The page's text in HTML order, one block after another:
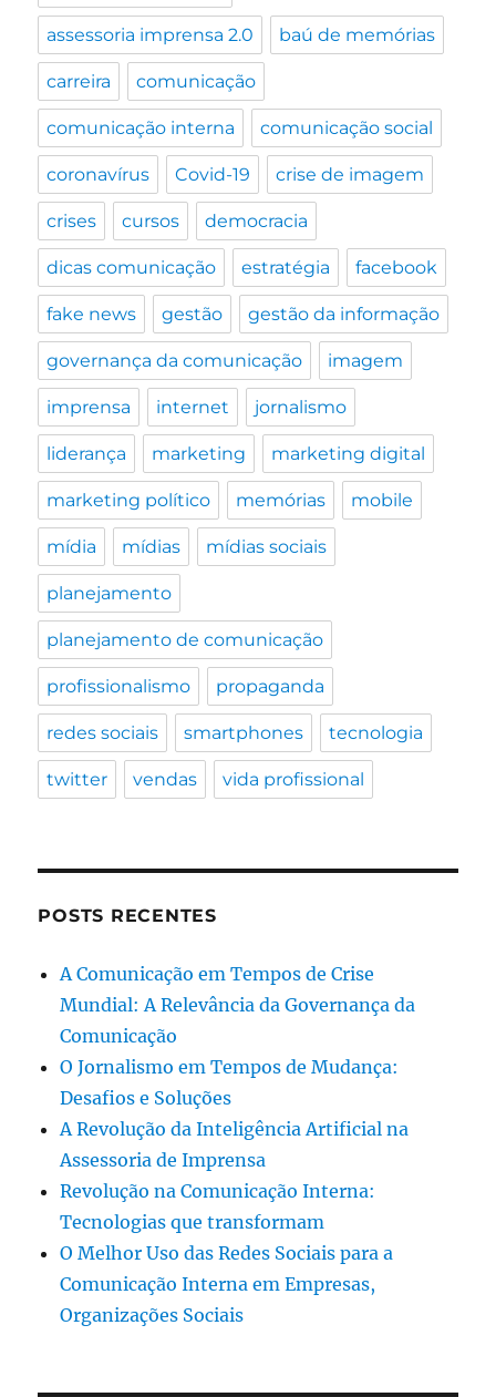
assessoria imprensa 2.0 baú de memórias
carreira comunicação
comunicação interna comunicação social
coronavírus Covid-19 crise de imagem
crises cursos democracia
dicas comunicação estratégia facebook
fake news gestão gestão da informação
governança da comunicação imagem
imprensa internet jornalismo
liderança marketing marketing digital
marketing político memórias mobile
mídia mídias mídias sociais
planejamento
planejamento de comunicação
profissionalismo propaganda
redes sociais smartphones tecnologia
twitter vendas vida profissional
POSTS RECENTES
A Comunicação em Tempos de Crise
Mundial: A Relevância da Governança da
Comunicação
O Jornalismo em Tempos de Mudança:
Desafios e Soluções
A Revolução da Inteligência Artificial na
Assessoria de Imprensa
Revolução na Comunicação Interna:
Tecnologias que transformam
O Melhor Uso das Redes Sociais para a
Comunicação Interna em Empresas,
Organizações Sociais